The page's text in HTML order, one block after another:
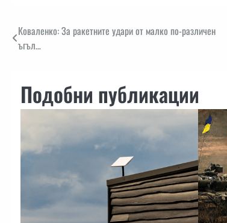
Навигация
Коваленко: За ракетните удари от малко по-различен
ъгъл…
Подобни публикации